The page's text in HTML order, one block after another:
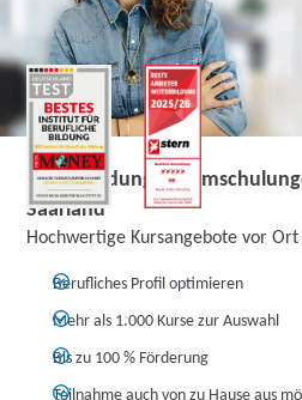
Weiterbildungen,
Saarland
Hochwertige Kursangebote vor
Berufliches Profil optimieren
Mehr als 1.000 Kurse zur Auswahl
Bis zu 100 % Förderung
Teilnahme auch von zu Hause aus